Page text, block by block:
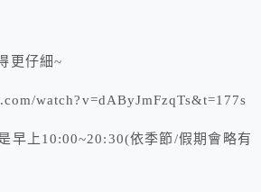
更仔細~
watch?v=dAByJmFzqTs&t=177s
早上10:00~20:30(依季節/假期會略有